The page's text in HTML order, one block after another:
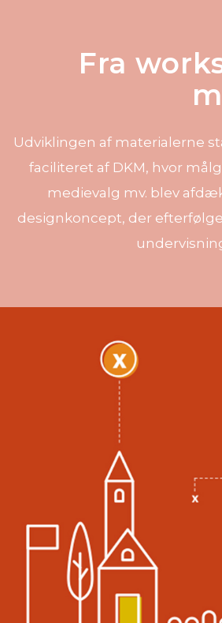
Fra
Udviklingen af materialerne
faciliteret af DKM, hvor
medievalg mv. blev
designkoncept, der